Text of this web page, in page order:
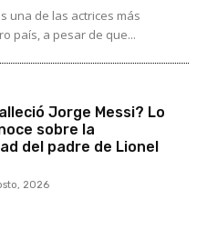
una de las actrices más
país, a pesar de que...
Jorge Messi? Lo
sobre la
del padre de Lionel
2026